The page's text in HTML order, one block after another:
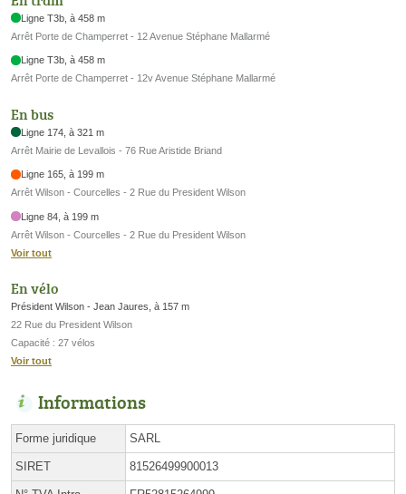
Ligne T3b, à 458 m
Arrêt Porte de Champerret - 12 Avenue Stéphane Mallarmé
Ligne T3b, à 458 m
Arrêt Porte de Champerret - 12v Avenue Stéphane Mallarmé
En bus
Ligne 174, à 321 m
Arrêt Mairie de Levallois - 76 Rue Aristide Briand
Ligne 165, à 199 m
Arrêt Wilson - Courcelles - 2 Rue du President Wilson
Ligne 84, à 199 m
Arrêt Wilson - Courcelles - 2 Rue du President Wilson
Voir tout
En vélo
Président Wilson - Jean Jaures, à 157 m
22 Rue du President Wilson
Capacité : 27 vélos
Voir tout
Informations
Forme juridique SARL
SIRET 81526499900013